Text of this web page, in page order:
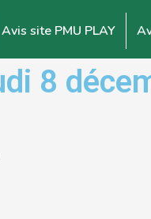
Avis site PMU PLAY
8